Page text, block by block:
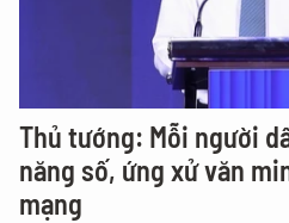
Thủ tướng: Mỗi người
năng số, ứng xử văn
mạng